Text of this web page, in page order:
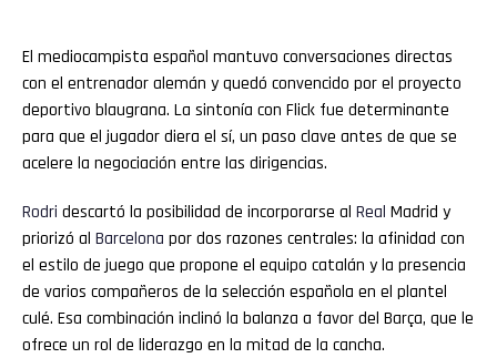
El mediocampista español mantuvo conversaciones directas
con el entrenador alemán y quedó convencido por el proyecto
deportivo blaugrana. La sintonía con Flick fue determinante
para que el jugador diera el sí, un paso clave antes de que se
acelere la negociación entre las dirigencias.
Rodri descartó la posibilidad de incorporarse al Real Madrid y
priorizó al Barcelona por dos razones centrales: la afinidad con
el estilo de juego que propone el equipo catalán y la presencia
de varios compañeros de la selección española en el plantel
culé. Esa combinación inclinó la balanza a favor del Barça, que le
ofrece un rol de liderazgo en la mitad de la cancha.